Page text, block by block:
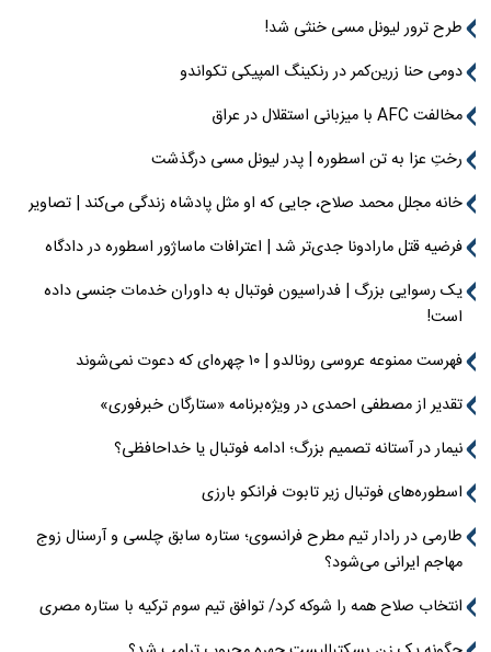
طرح ترور لیونل مسی خنثی شد!
دومی حنا زرین‌کمر در رنکینگ المپیکی تکواندو
مخالفت AFC با میزبانی استقلال در عراق
رختِ عزا به تن اسطوره | پدر لیونل مسی درگذشت
خانه مجلل محمد صلاح، جایی که او مثل پادشاه زندگی می‌کند | تصاویر
فرضیه قتل مارادونا جدی‌تر شد | اعترافات ماساژور اسطوره در دادگاه
یک رسوایی بزرگ | فدراسیون فوتبال به داوران خدمات جنسی داده
است!
فهرست ممنوعه عروسی رونالدو | ۱۰ چهره‌ای که دعوت نمی‌شوند
تقدیر از مصطفی احمدی در ویژه‌برنامه «ستارگان خبرفوری»
نیمار در آستانه تصمیم بزرگ؛ ادامه فوتبال یا خداحافظی؟
اسطوره‌های فوتبال زیر تابوت فرانکو بارزی
طارمی در رادار تیم مطرح فرانسوی؛ ستاره سابق چلسی و آرسنال زوج
مهاجم ایرانی می‌شود؟
انتخاب صلاح همه را شوکه کرد/ توافق تیم سوم ترکیه با ستاره مصری